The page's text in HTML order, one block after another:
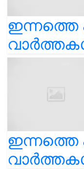
ഇന്നത്തെ
ഇന്നത്തെ